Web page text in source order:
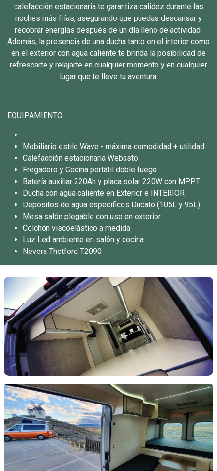
calefacción estacionaria te garantiza calidez durante las
noches más frías, asegurando que puedas descansar y
recobrar energías después de un día lleno de actividad.
Además, la presencia de una ducha tanto en el interior como
en el exterior con agua caliente te brinda la posibilidad de
refrescarte y relajarte en cualquier momento y en cualquier
lugar que te lleve tu aventura.
EQUIPAMIENTO
Mobiliario estilo Wave - máxima comodidad + utilidad
Calefacción estacionaria Webasto
Fregadero y Cocina portátil doble fuego
Batería auxiliar 220Ah y placa solar 220W con MPPT
Ducha con agua caliente en Exterior e INTERIOR
Depósitos de agua específicos Ducato (105L y 95L)
Mesa salón plegable con uso en exterior
Colchón viscoelástico a medida
Luz Led ambiente en salón y cocina
Nevera Thetford T2090